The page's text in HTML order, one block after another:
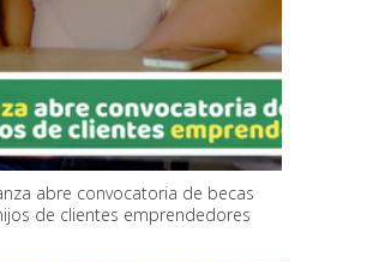
abre convocatoria de becas
de clientes emprendedores